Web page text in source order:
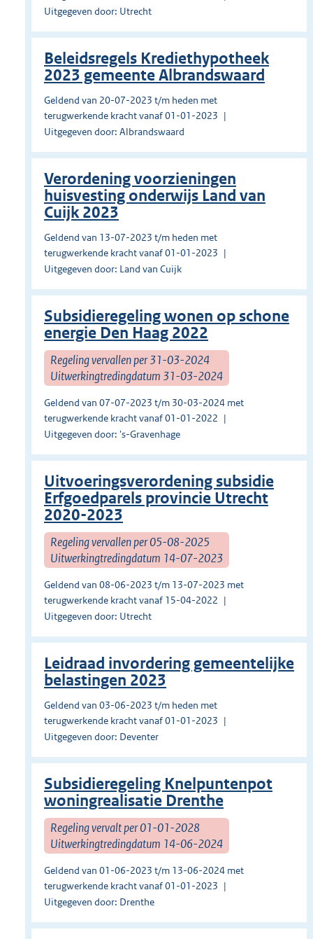
Uitgegeven door: Utrecht
Beleidsregels Krediethypotheek
2023 gemeente Albrandswaard
Geldend van 20-07-2023 t/m heden met
terugwerkende kracht vanaf 01-01-2023
Uitgegeven door: Albrandswaard
Verordening voorzieningen
huisvesting onderwijs Land van
Cuijk 2023
Geldend van 13-07-2023 t/m heden met
terugwerkende kracht vanaf 01-01-2023
Uitgegeven door: Land van Cuijk
Subsidieregeling wonen op schone
energie Den Haag 2022
Regeling vervallen per 31-03-2024
Uitwerkingtredingdatum 31-03-2024
Geldend van 07-07-2023 t/m 30-03-2024 met
terugwerkende kracht vanaf 01-01-2022
Uitgegeven door: 's-Gravenhage
Uitvoeringsverordening subsidie
Erfgoedparels provincie Utrecht
2020-2023
Regeling vervallen per 05-08-2025
Uitwerkingtredingdatum 14-07-2023
Geldend van 08-06-2023 t/m 13-07-2023 met
terugwerkende kracht vanaf 15-04-2022
Uitgegeven door: Utrecht
Leidraad invordering gemeentelijke
belastingen 2023
Geldend van 03-06-2023 t/m heden met
terugwerkende kracht vanaf 01-01-2023
Uitgegeven door: Deventer
Subsidieregeling Knelpuntenpot
woningrealisatie Drenthe
Regeling vervalt per 01-01-2028
Uitwerkingtredingdatum 14-06-2024
Geldend van 01-06-2023 t/m 13-06-2024 met
terugwerkende kracht vanaf 01-01-2023
Uitgegeven door: Drenthe